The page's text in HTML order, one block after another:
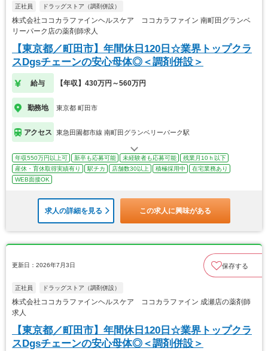
正社員 ドラッグストア（調剤併設）
株式会社ココカラファインヘルスケア ココカラファイン 南町田グランベ
リーパーク店の薬剤師求人
【東京都／町田市】年間休日120日☆業界トップクラ
スDgsチェーンの安心母体◎＜調剤併設＞
給与 【年収】430万円～560万円
勤務地 東京都 町田市
アクセス 東急田園都市線 南町田グランベリーパーク駅
年収550万円以上可 新卒も応募可能 未経験者も応募可能
残業月10ｈ以下
産休・育休取得実績有り
駅チカ 店舗数30以上 積極採用中
在宅業務あり
WEB面接OK
求人の詳細を見る この求人に興味がある
更新日：2026年7月3日 保存する
正社員 ドラッグストア（調剤併設）
株式会社ココカラファインヘルスケア ココカラファイン 成瀬店の薬剤師
求人
【東京都／町田市】年間休日120日☆業界トップクラ
スDgsチェーンの安心母体◎＜調剤併設＞